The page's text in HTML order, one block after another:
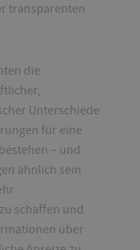
transparenten
die
Unterschiede
für eine
– und
ähnlich sein
schaffen und
über